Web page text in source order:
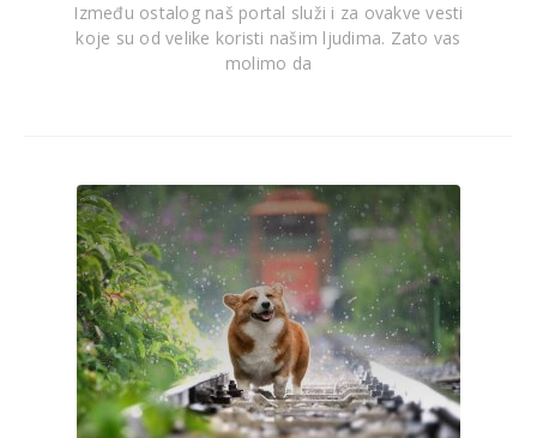
Između ostalog naš portal služi i za ovakve vesti
koje su od velike koristi našim ljudima. Zato vas
molimo da